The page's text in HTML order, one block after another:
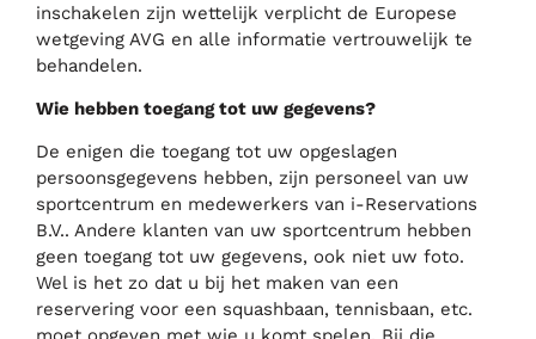
inschakelen zijn wettelijk verplicht de Europese
wetgeving AVG en alle informatie vertrouwelijk te
behandelen.
Wie hebben toegang tot uw gegevens?
De enigen die toegang tot uw opgeslagen
persoonsgegevens hebben, zijn personeel van uw
sportcentrum en medewerkers van i-Reservations
B.V.. Andere klanten van uw sportcentrum hebben
geen toegang tot uw gegevens, ook niet uw foto.
Wel is het zo dat u bij het maken van een
reservering voor een squashbaan, tennisbaan, etc.